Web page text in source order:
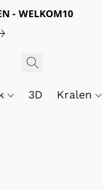
- WELKOM10
3D Kralen